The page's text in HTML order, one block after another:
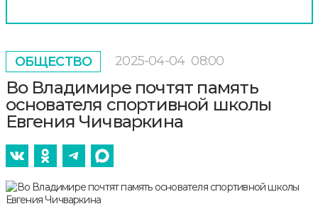
ОБЩЕСТВО 2025-04-04 08:00
Во Владимире почтят память
основателя спортивной школы
Евгения Чичваркина